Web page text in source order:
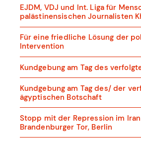
EJDM, VDJ und Int. Liga für
palästinensischen Journalisten
Für eine friedliche Lösung der
Intervention
Kundgebung am Tag des
Kundgebung am Tag des/ der
ägyptischen Botschaft
Stopp mit der Repression im Iran
Brandenburger Tor, Berlin